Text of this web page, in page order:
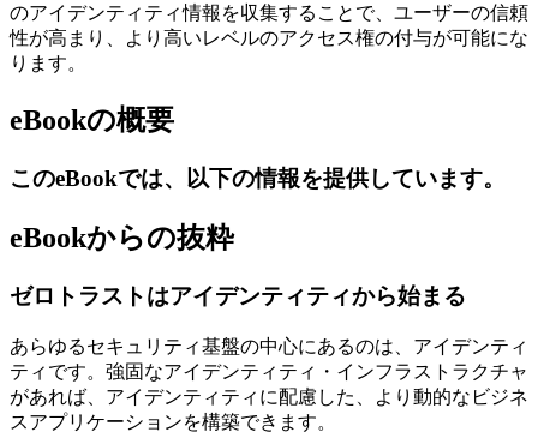
のアイデンティティ情報を収集することで、ユーザーの信頼
性が高まり、より高いレベルのアクセス権の付与が可能にな
ります。
eBookの概要
このeBookでは、以下の情報を提供しています。
eBookからの抜粋
ゼロトラストはアイデンティティから始まる
あらゆるセキュリティ基盤の中心にあるのは、アイデンティ
ティです。強固なアイデンティティ・インフラストラクチャ
があれば、アイデンティティに配慮した、より動的なビジネ
スアプリケーションを構築できます。